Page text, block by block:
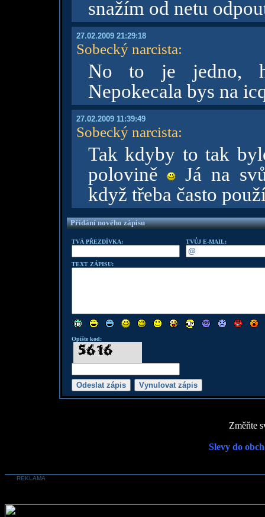
snažím od netu
27.02.2009 21:29:18
Sobecký narcista:
No to je jedno,
Nepokecala bys na
27.02.2009 11:39:49
Sobecký narcista:
Tak kdyby to tak
polovině
Já na
když třeba často
Přidání nového zápisu
TVÁ PŘEZDÍVKA: TVŮJ E-MAIL:
TEXT ZÁPISU:
Opište kod:
Změňte
Slevy do
REKLAMA